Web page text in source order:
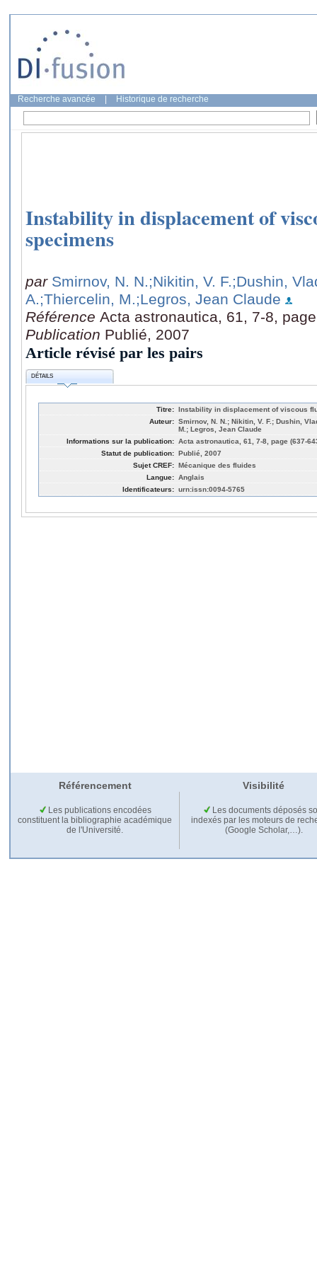
Recherche avancée Historique de recherche
Instability in displacement of
specimens
par Smirnov, N. N.;Nikitin, V. F.;Dushin,
A.;Thiercelin, M.;Legros, Jean Claude
Référence Acta astronautica, 61, 7-8,
Publication Publié, 2007
Article révisé par les pairs
DÉTAILS
Titre: Instability in displacement of viscous
Auteur: Smirnov, N. N.; Nikitin, V. F.; Dushin,
M.; Legros, Jean Claude
Informations sur la publication: Acta astronautica, 61, 7-8, page (637-
Statut de publication: Publié, 2007
Sujet CREF: Mécanique des fluides
Langue: Anglais
Identificateurs: urn:issn:0094-5765
Référencement Visibilité
Les publications encodées
constituent la bibliographie académique
de l'Université.
Les documents déposés
indexés par les moteurs de
(Google Scholar,…).